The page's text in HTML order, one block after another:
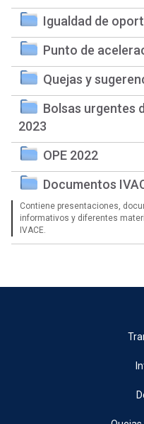
Igualdad de
Punto de
Quejas y
Bolsas urgentes
2023
OPE 2022
Documentos
Contiene presentaciones,
informativos y diferentes
IVACE.